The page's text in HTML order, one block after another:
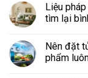
Liệu
tìm lại
Nên đặt
phẩm